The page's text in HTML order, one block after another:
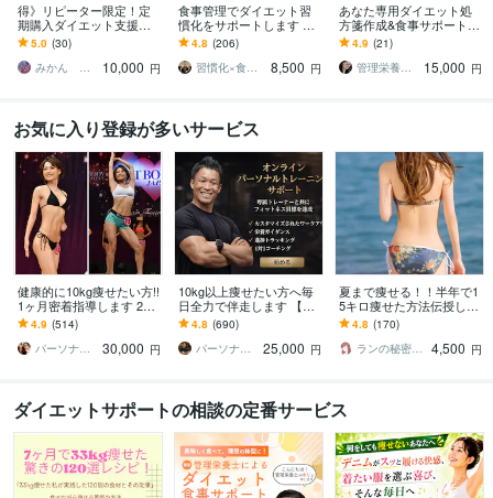
得》リピーター限定！定
期購入ダイエット支援し
ます ２ヶ月目以降よりお
得にダイエット継続プラ
ン！よりお得に！
5.0 (30)
みかん ✳︎管理栄養士✳︎
10,000 円
食事管理でダイエット習
慣化をサポートします 無
理な制限なし！続く食事
改善サポート
4.8 (206)
習慣化×食事改善ダイエットコーチ｜琢人
8,500 円
あなた専用ダイエット処
方箋作成&食事サポートし
ます 年間1,000件栄養指導
する現役の病院管理栄養
士が全力伴走！
4.9 (21)
管理栄養士つき
15,000 円
お気に入り登録が多いサービス
健康的に10kg痩せたい方!!
1ヶ月密着指導します 20k
g痩せたプロトレーナーに
よる食事と運動サポート!!
4.9 (514)
パーソナルトレーナーYUKINA
30,000 円
10kg以上痩せたい方へ毎
日全力で伴走します 【残
り1名様】通常42,000円 →
25,000円（税抜）
4.8 (690)
パーソナルトレーナーJTタク
25,000 円
夏まで痩せる！！半年で1
5キロ痩せた方法伝授しま
す お腹と太ももとお尻が
キュッ！変わる7日間ダイ
エット！痩せ食事
4.8 (170)
ランの秘密の小部屋
4,500 円
ダイエットサポートの相談の定番サービス